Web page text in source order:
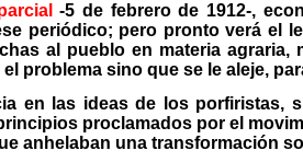
-5 de febrero de 1912-,
periódico; pero pronto verá el
al pueblo en materia
problema sino que se le aleje,
en las ideas de los
proclamados por el
anhelaban una transformación